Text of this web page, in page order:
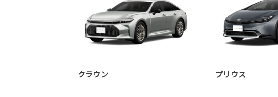
クラウン プリウス